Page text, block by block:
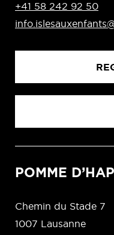
+41 58 242 92 50
POMME
Chemin du Stade 7
1007 Lausanne